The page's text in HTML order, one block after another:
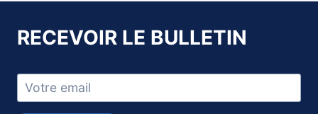
RECEVOIR LE BULLETIN